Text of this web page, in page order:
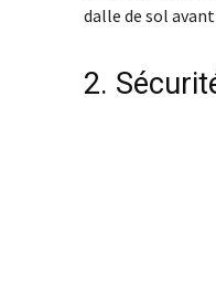
dalle de sol
​2.